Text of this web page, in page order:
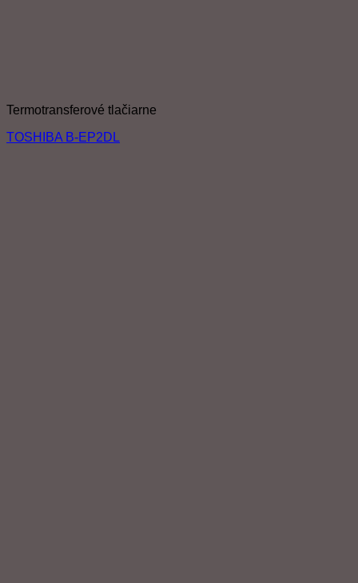
Termotransferové tlačiarne
TOSHIBA B-EP2DL